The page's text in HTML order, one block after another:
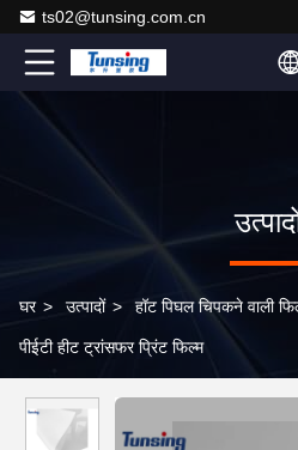
ts02@tunsing.com.cn
घर > उत्पादों > हॉट पिघल चिपकने वाली
पीईटी हीट ट्रांसफर प्रिंट फिल्म